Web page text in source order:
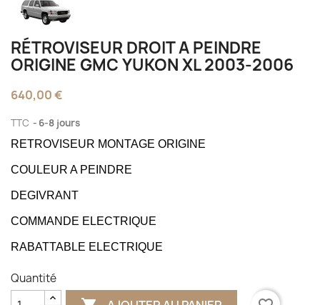
RÉTROVISEUR DROIT A PEINDRE
ORIGINE GMC YUKON XL 2003-2006
640,00 €
TTC 6-8 jours
RETROVISEUR MONTAGE ORIGINE
COULEUR A PEINDRE
DEGIVRANT
COMMANDE ELECTRIQUE
RABATTABLE ELECTRIQUE
Quantité